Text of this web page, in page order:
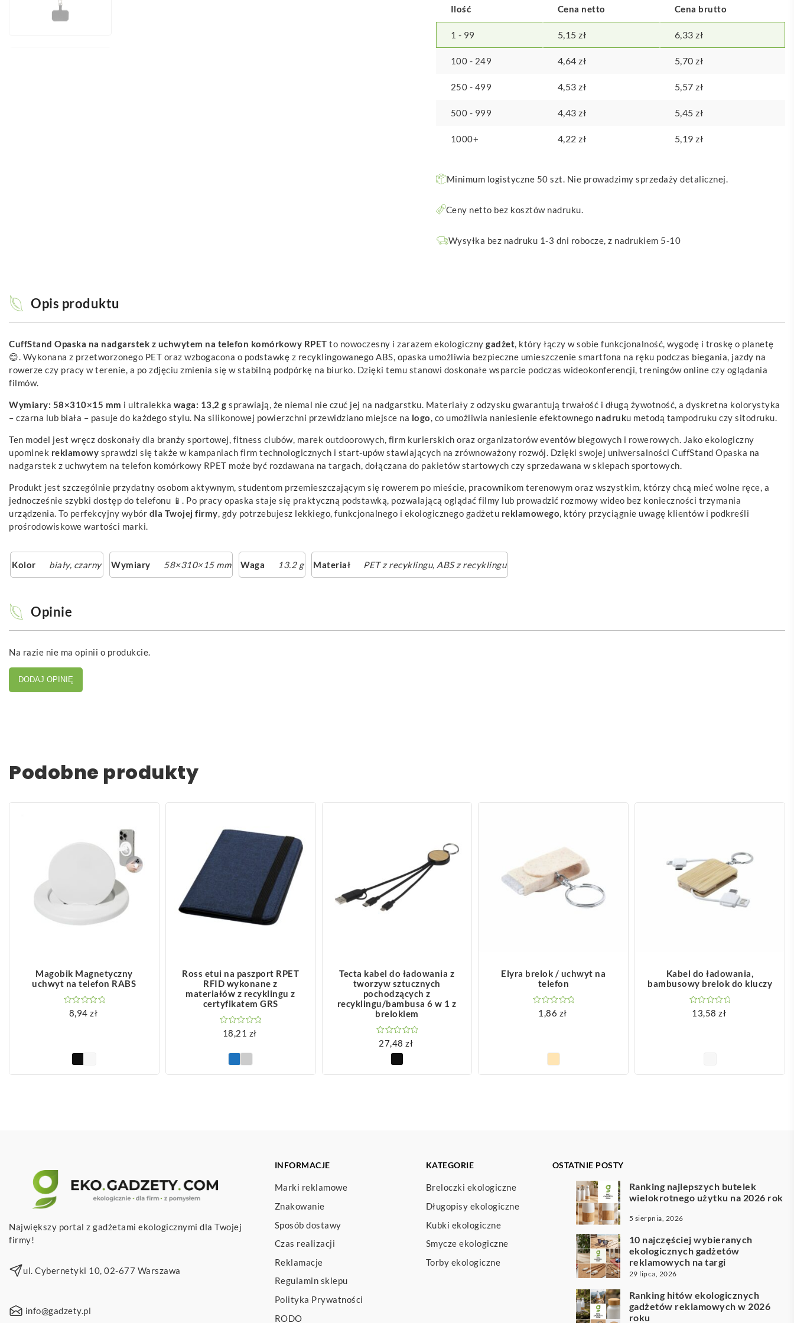
Ilość Cena netto Cena brutto
1 - 99 5,15zł 6,33zł
100 - 249 4,64zł 5,70zł
250 - 499 4,53zł 5,57zł
500 - 999 4,43zł 5,45zł
1000+ 4,22zł 5,19zł
Minimum logistyczne 50 szt. Nie prowadzimy sprzedaży detalicznej.
Ceny netto bez kosztów nadruku.
Wysyłka bez nadruku 1-3 dni robocze, z nadrukiem 5-10
Opis produktu
CuffStand Opaska na nadgarstek z uchwytem na telefon komórkowy RPET to nowoczesny i zarazem ekologiczny gadżet, który łączy w sobie funkcjonalność, wygodę i troskę o planetę
😊. Wykonana z przetworzonego PET oraz wzbogacona o podstawkę z recyklingowanego ABS, opaska umożliwia bezpieczne umieszczenie smartfona na ręku podczas biegania, jazdy na
rowerze czy pracy w terenie, a po zdjęciu zmienia się w stabilną podpórkę na biurko. Dzięki temu stanowi doskonałe wsparcie podczas wideokonferencji, treningów online czy oglądania
filmów.
Wymiary: 58×310×15 mm i ultralekka waga: 13,2 g sprawiają, że niemal nie czuć jej na nadgarstku. Materiały z odzysku gwarantują trwałość i długą żywotność, a dyskretna kolorystyka
– czarna lub biała – pasuje do każdego stylu. Na silikonowej powierzchni przewidziano miejsce na logo, co umożliwia naniesienie efektownego nadruku metodą tampodruku czy sitodruku.
Ten model jest wręcz doskonały dla branży sportowej, fitness clubów, marek outdoorowych, firm kurierskich oraz organizatorów eventów biegowych i rowerowych. Jako ekologiczny
upominek reklamowy sprawdzi się także w kampaniach firm technologicznych i start-upów stawiających na zrównoważony rozwój. Dzięki swojej uniwersalności CuffStand Opaska na
nadgarstek z uchwytem na telefon komórkowy RPET może być rozdawana na targach, dołączana do pakietów startowych czy sprzedawana w sklepach sportowych.
Produkt jest szczególnie przydatny osobom aktywnym, studentom przemieszczającym się rowerem po mieście, pracownikom terenowym oraz wszystkim, którzy chcą mieć wolne ręce, a
jednocześnie szybki dostęp do telefonu 📱. Po pracy opaska staje się praktyczną podstawką, pozwalającą oglądać filmy lub prowadzić rozmowy wideo bez konieczności trzymania
urządzenia. To perfekcyjny wybór dla Twojej firmy, gdy potrzebujesz lekkiego, funkcjonalnego i ekologicznego gadżetu reklamowego, który przyciągnie uwagę klientów i podkreśli
prośrodowiskowe wartości marki.
Kolor biały, czarny Wymiary 58×310×15 mm Waga 13.2 g Materiał PET z recyklingu, ABS z recyklingu
Opinie
Na razie nie ma opinii o produkcie.
DODAJ OPINIĘ
Podobne produkty
Magobik Magnetyczny
uchwyt na telefon RABS
8,94zł
Ross etui na paszport RPET
RFID wykonane z
materiałów z recyklingu z
certyfikatem GRS
18,21 zł
Tecta kabel do ładowania z
tworzyw sztucznych
pochodzących z
recyklingu/bambusa 6 w 1 z
brelokiem
27,48zł
Elyra brelok / uchwyt na
telefon
1,86 zł
Kabel do ładowania,
bambusowy brelok do kluczy
13,58zł
Największy portal z gadżetami ekologicznymi dla Twojej
firmy!
ul. Cybernetyki 10, 02-677 Warszawa
info@gadzety.pl
INFORMACJE
Marki reklamowe
Znakowanie
Sposób dostawy
Czas realizacji
Reklamacje
Regulamin sklepu
Polityka Prywatności
RODO
KATEGORIE
Breloczki ekologiczne
Długopisy ekologiczne
Kubki ekologiczne
Smycze ekologiczne
Torby ekologiczne
OSTATNIE POSTY
Ranking najlepszych butelek
wielokrotnego użytku na 2026 rok
5 sierpnia, 2026
10 najczęściej wybieranych
ekologicznych gadżetów
reklamowych na targi
29 lipca, 2026
Ranking hitów ekologicznych
gadżetów reklamowych w 2026
roku